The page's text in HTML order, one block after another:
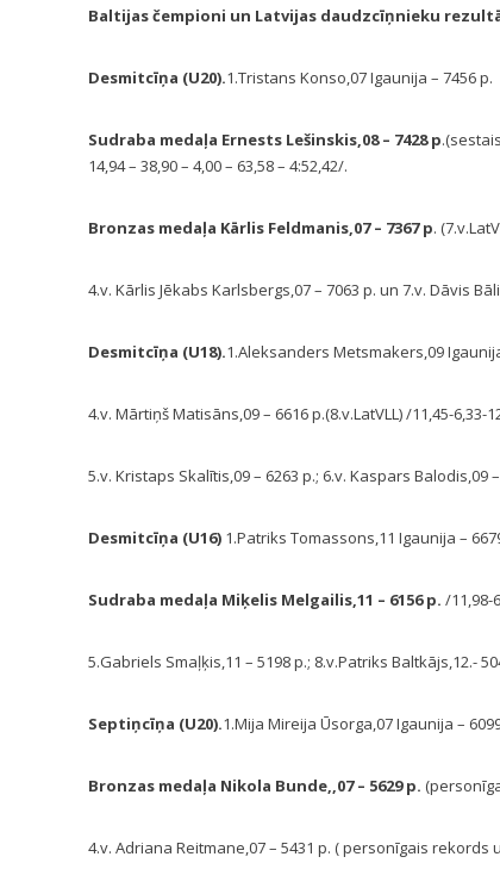
Baltijas čempioni un Latvijas daudzcīņnieku
Desmitcīņa (U20).1.Tristans Konso,07 Igaunija – 7456 p.
Sudraba medaļa Ernests Lešinskis,08 – 7428 p
14,94 – 38,90 – 4,00 – 63,58 – 4:52,42/.
Bronzas medaļa Kārlis Feldmanis,07 – 7367 p.
4.v. Kārlis Jēkabs Karlsbergs,07 – 7063 p. un 7.v. Dāvis
Desmitcīņa (U18).1.Aleksanders Metsmakers,09
4.v. Mārtiņš Matisāns,09 – 6616 p.(8.v.LatVLL) /11,45-6,33-
5.v. Kristaps Skalītis,09 – 6263 p.; 6.v. Kaspars Balodis,09
Desmitcīņa (U16) 1.Patriks Tomassons,11 Igaunija –
Sudraba medaļa Miķelis Melgailis,11 – 6156 p. /11,98-
5.Gabriels Smaļķis,11 – 5198 p.; 8.v.Patriks Baltkājs,12.-
Septiņcīņa (U20).1.Mija Mireija Ūsorga,07 Igaunija –
Bronzas medaļa Nikola Bunde,,07 – 5629 p.
4.v. Adriana Reitmane,07 – 5431 p. ( personīgais rekords